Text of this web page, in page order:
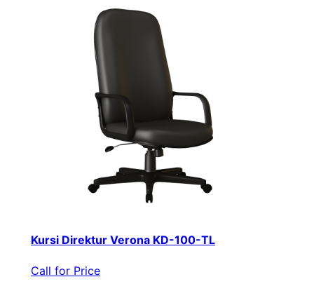
Kursi Direktur Verona KD-100-TL
Call for Price